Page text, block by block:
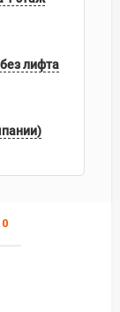
0
лифта